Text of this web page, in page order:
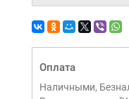
Оплата
Наличными,